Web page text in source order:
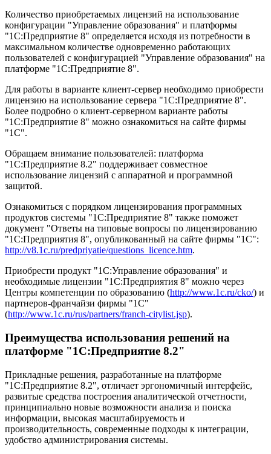
Количество приобретаемых лицензий на использование
конфигурации "Управление образования" и платформы
"1С:Предприятие 8" определяется исходя из потребности в
максимальном количестве одновременно работающих
пользователей с конфигурацией "Управление образования" на
платформе "1С:Предприятие 8".
Для работы в варианте клиент-сервер необходимо приобрести
лицензию на использование сервера "1С:Предприятие 8".
Более подробно о клиент-серверном варианте работы
"1С:Предприятие 8" можно ознакомиться на сайте фирмы
"1С".
Обращаем внимание пользователей: платформа
"1С:Предприятие 8.2" поддерживает совместное
использование лицензий с аппаратной и программной
защитой.
Ознакомиться с порядком лицензирования программных
продуктов системы "1С:Предприятие 8" также поможет
документ "Ответы на типовые вопросы по лицензированию
"1С:Предприятия 8", опубликованный на сайте фирмы "1С":
http://v8.1c.ru/predpriyatie/questions_licence.htm.
Приобрести продукт "1С:Управление образования" и
необходимые лицензии "1С:Предприятия 8" можно через
Центры компетенции по образованию (http://www.1c.ru/cko/) и
партнеров-франчайзи фирмы "1С"
(http://www.1c.ru/rus/partners/franch-citylist.jsp).
Преимущества использования решений на
платформе "1С:Предприятие 8.2"
Прикладные решения, разработанные на платформе
"1С:Предприятие 8.2", отличает эргономичный интерфейс,
развитые средства построения аналитической отчетности,
принципиально новые возможности анализа и поиска
информации, высокая масштабируемость и
производительность, современные подходы к интеграции,
удобство администрирования системы.